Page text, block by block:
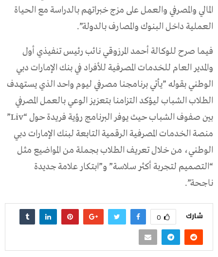
المالي والمصرفي والعمل على مزج خبراتهم بالدراسة مع الحياة
العملية داخل البنوك والمصارف بالدولة”.
فيما صرح للوكالة أحمد المرزوقي نائب رئيس تنفيذي أول
والمدير العام للخدمات المصرفية للأفراد في بنك الإمارات دبي
الوطني بقوله ”يأتي برنامجنا مصرفي ليوم واحد الذي يستهدف
الطلاب الشباب ليؤكد التزامنا بتعزيز الوعي بالعمل المصرفي
بين صفوف الشباب حيث يوفر البرنامج رؤية فريدة حول “Liv”
منصة الخدمات المصرفية الرقمية التابعة لبنك الإمارات دبي
الوطني، من خلال تعريف الطلاب بجملة من المواضيع مثل
“التصميم لتجربة أكثر سلاسة” و”ابتكار علامة جديدة
ناجحة”.
شارك 0